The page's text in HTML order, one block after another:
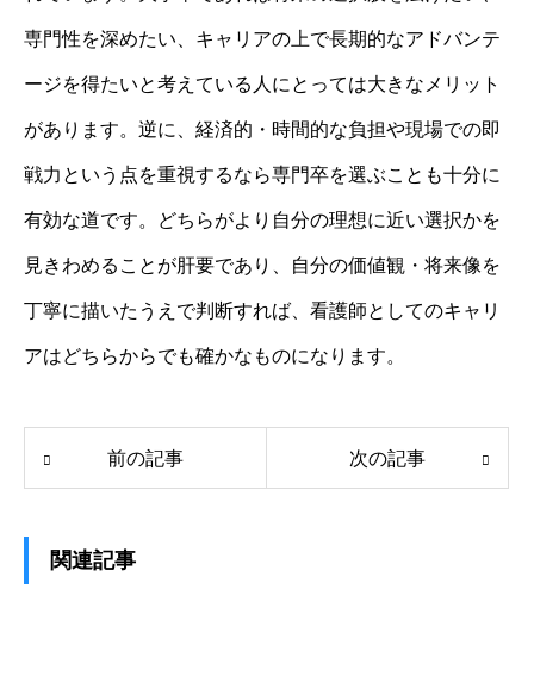
専門性を深めたい、キャリアの上で長期的なアドバンテ
ージを得たいと考えている人にとっては大きなメリット
があります。逆に、経済的・時間的な負担や現場での即
戦力という点を重視するなら専門卒を選ぶことも十分に
有効な道です。どちらがより自分の理想に近い選択かを
見きわめることが肝要であり、自分の価値観・将来像を
丁寧に描いたうえで判断すれば、看護師としてのキャリ
アはどちらからでも確かなものになります。
前の記事 次の記事
関連記事